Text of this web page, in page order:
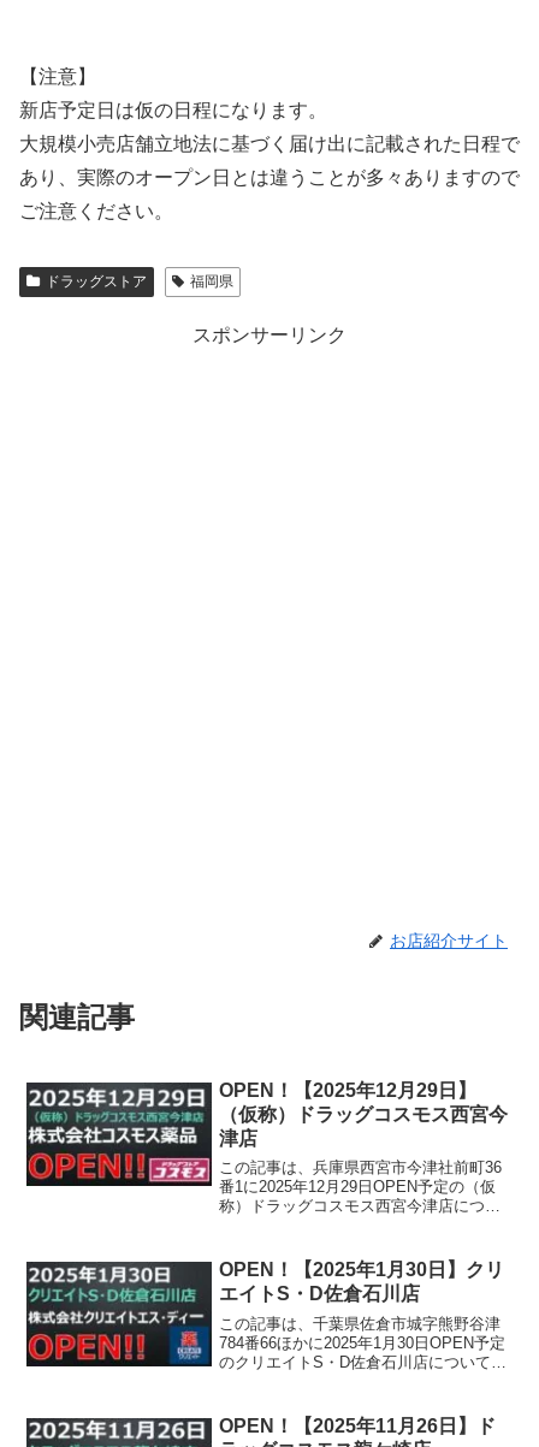
【注意】
新店予定日は仮の日程になります。
大規模小売店舗立地法に基づく届け出に記載された日程で
あり、実際のオープン日とは違うことが多々ありますので
ご注意ください。
ドラッグストア 福岡県
スポンサーリンク
お店紹介サイト
関連記事
OPEN！【2025年12月29日】
（仮称）ドラッグコスモス西宮今
津店
この記事は、兵庫県西宮市今津社前町36
番1に2025年12月29日OPEN予定の（仮
称）ドラッグコスモス西宮今津店につい
OPEN！【2025年1月30日】クリ
エイトS・D佐倉石川店
この記事は、千葉県佐倉市城字熊野谷津
784番66ほかに2025年1月30日OPEN予定
のクリエイトS・D佐倉石川店について書
OPEN！【2025年11月26日】ド